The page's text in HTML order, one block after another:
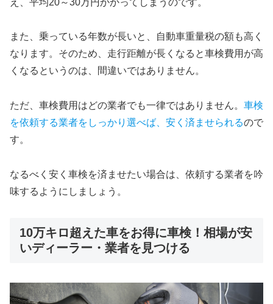
また、乗っている年数が長いと、自動車重量税の額も高く
なります。そのため、走行距離が長くなると車検費用が高
くなるというのは、間違いではありません。
ただ、車検費用はどの業者でも一律ではありません。 車検
を依頼する業者をしっかり選べば、安く済ませられるので
す。
なるべく安く車検を済ませたい場合は、依頼する業者を吟
味するようにしましょう。
10万キロ超えた車をお得に車検！相場が安
いディーラー・業者を見つける